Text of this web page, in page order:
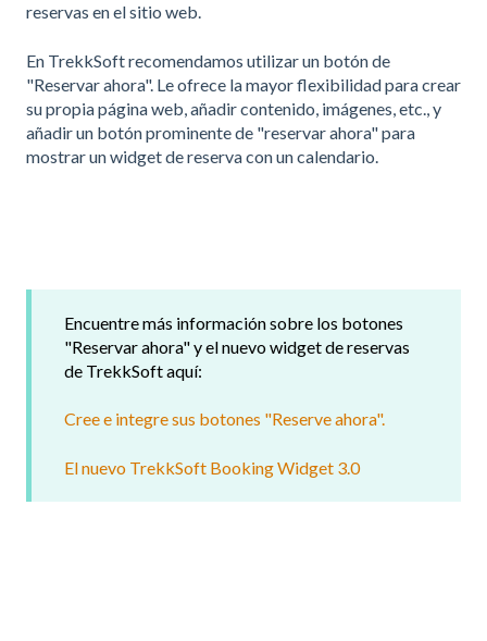
reservas en el sitio web.
En TrekkSoft recomendamos utilizar un botón de
"Reservar ahora". Le ofrece la mayor flexibilidad para crear
su propia página web, añadir contenido, imágenes, etc., y
añadir un botón prominente de "reservar ahora" para
mostrar un widget de reserva con un calendario.
Encuentre más información sobre los botones
"Reservar ahora" y el nuevo widget de reservas
de TrekkSoft aquí:
Cree e integre sus botones "Reserve ahora".
El nuevo TrekkSoft Booking Widget 3.0